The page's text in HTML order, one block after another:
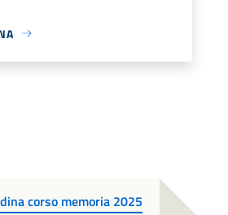
corso memoria 2025